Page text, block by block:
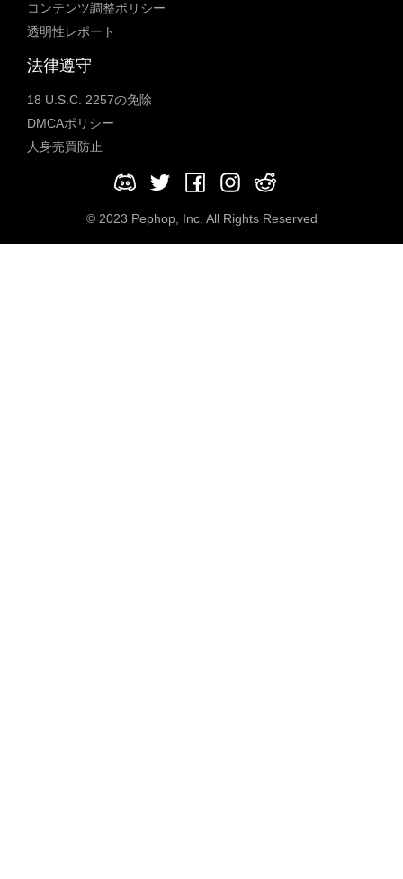
コンテンツ調整ポリシー
透明性レポート
法律遵守
18 U.S.C. 2257の免除
DMCAポリシー
人身売買防止
© 2023 Pephop, Inc. All Rights Reserved